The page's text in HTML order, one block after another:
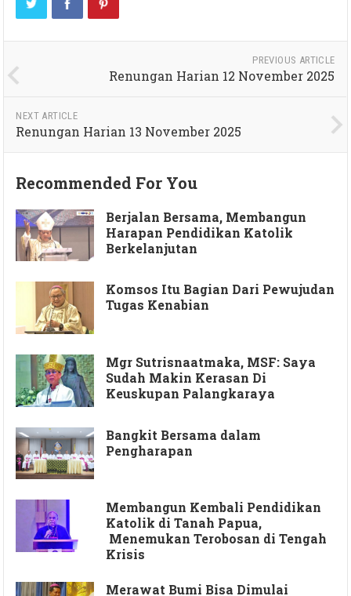
PREVIOUS ARTICLE
Renungan Harian 12 November 2025
NEXT ARTICLE
Renungan Harian 13 November 2025
Recommended For You
Berjalan Bersama, Membangun
Harapan Pendidikan Katolik
Berkelanjutan
Komsos Itu Bagian Dari Pewujudan
Tugas Kenabian
Mgr Sutrisnaatmaka, MSF: Saya
Sudah Makin Kerasan Di
Keuskupan Palangkaraya
Bangkit Bersama dalam
Pengharapan
Membangun Kembali Pendidikan
Katolik di Tanah Papua,
Menemukan Terobosan di Tengah
Krisis
Merawat Bumi Bisa Dimulai